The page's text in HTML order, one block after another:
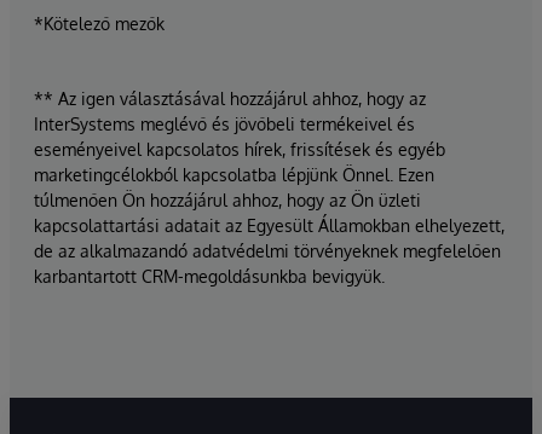
*Kötelező mezők
** Az igen választásával hozzájárul ahhoz, hogy az
InterSystems meglévő és jövőbeli termékeivel és
eseményeivel kapcsolatos hírek, frissítések és egyéb
marketingcélokból kapcsolatba lépjünk Önnel. Ezen
túlmenően Ön hozzájárul ahhoz, hogy az Ön üzleti
kapcsolattartási adatait az Egyesült Államokban elhelyezett,
de az alkalmazandó adatvédelmi törvényeknek megfelelően
karbantartott CRM-megoldásunkba bevigyük.